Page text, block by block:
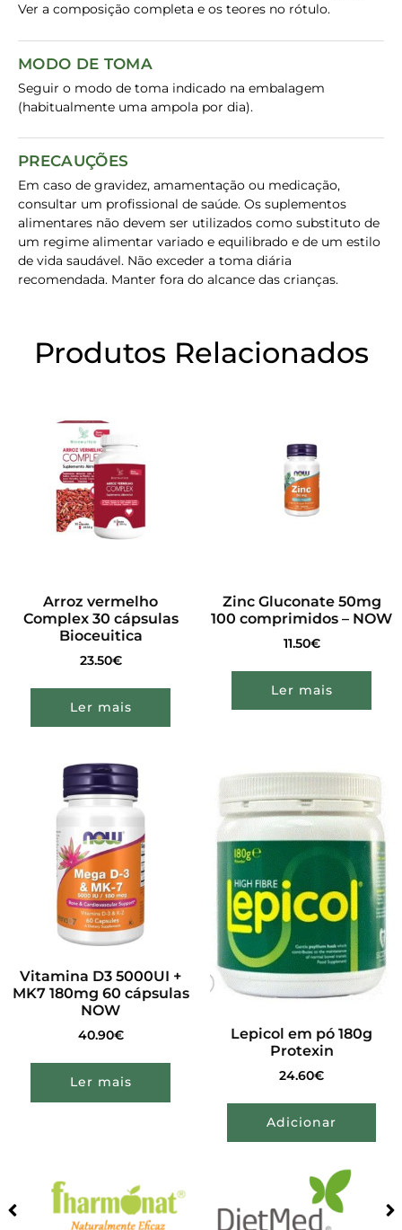
Ver a composição completa e os teores no rótulo.
MODO DE TOMA
Seguir o modo de toma indicado na embalagem
(habitualmente uma ampola por dia).
PRECAUÇÕES
Em caso de gravidez, amamentação ou medicação,
consultar um profissional de saúde. Os suplementos
alimentares não devem ser utilizados como substituto de
um regime alimentar variado e equilibrado e de um estilo
de vida saudável. Não exceder a toma diária
recomendada. Manter fora do alcance das crianças.
Produtos Relacionados
Arroz vermelho
Complex 30 cápsulas
Bioceuitica
23.50€
Ler mais
Zinc Gluconate 50mg
100 comprimidos – NOW
11.50€
Ler mais
Vitamina D3 5000UI +
MK7 180mg 60 cápsulas
NOW
40.90€
Ler mais
Lepicol em pó 180g
Protexin
24.60€
Adicionar